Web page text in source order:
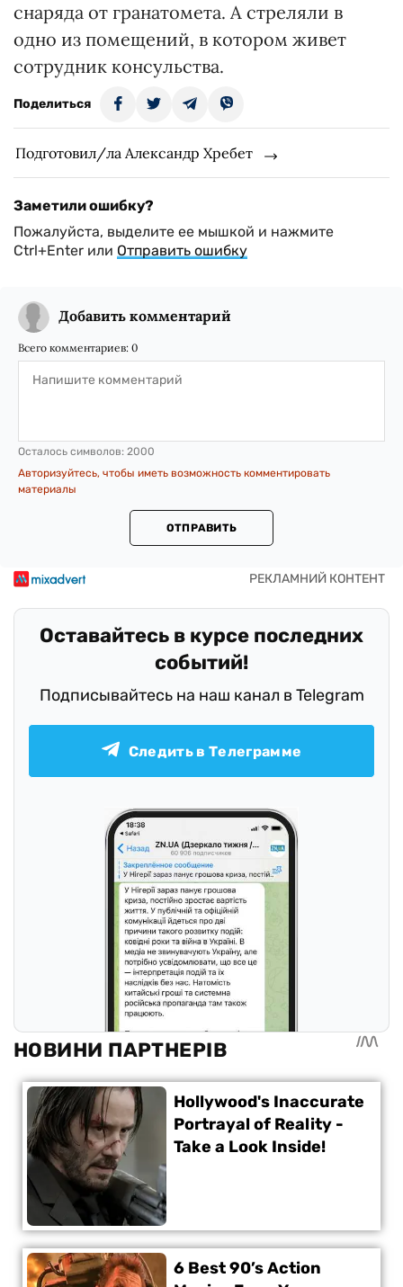
снаряда от гранатомета. А стреляли в
одно из помещений, в котором живет
сотрудник консульства.
Поделиться
Подготовил/ла Александр Хребет
Заметили ошибку?
Пожалуйста, выделите ее мышкой и нажмите
Ctrl+Enter или Отправить ошибку
Добавить комментарий
Всего комментариев: 0
Осталось символов: 2000
Авторизуйтесь, чтобы иметь возможность комментировать
материалы
ОТПРАВИТЬ
Оставайтесь в курсе последних
событий!
Подписывайтесь на наш канал в Telegram
Следить в Телеграмме